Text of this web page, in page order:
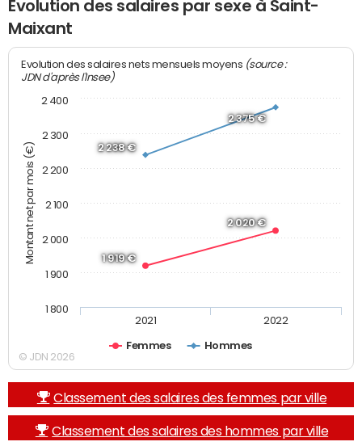
Evolution des salaires par sexe à Saint-
Maixant
Montant net par mois (€)
Evolution des salaires nets mensuels moyens (source :
JDN d'après l'Insee)
1 919 €
2 020 €
2 238 €
2 375 €
Femmes Hommes
2021 2022
1 800
1 900
2 000
2 100
2 200
2 300
2 400
© JDN 2026
Classement des salaires des femmes par ville
Classement des salaires des hommes par ville